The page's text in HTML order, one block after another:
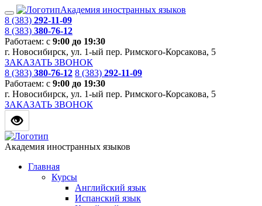
Академия иностранных языков
8 (383) 292-11-09
8 (383) 380-76-12
Работаем: с 9:00 до 19:30
г. Новосибирск, ул. 1-ый пер. Римского-Корсакова, 5
ЗАКАЗАТЬ ЗВОНОК
8 (383) 380-76-12 8 (383) 292-11-09
Работаем: с 9:00 до 19:30
г. Новосибирск, ул. 1-ый пер. Римского-Корсакова, 5
ЗАКАЗАТЬ ЗВОНОК
Академия иностранных языков
Главная
Курсы
Английский язык
Испанский язык